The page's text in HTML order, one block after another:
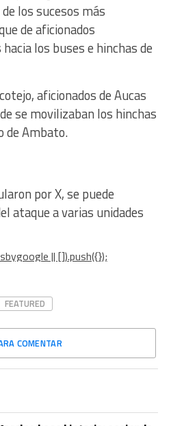
los sucesos más
de aficionados
los buses e hinchas de
aficionados de Aucas
se movilizaban los hinchas
de Ambato.
por X, se puede
ataque a varias unidades
|| []).push({});
FEATURED
COMENTAR